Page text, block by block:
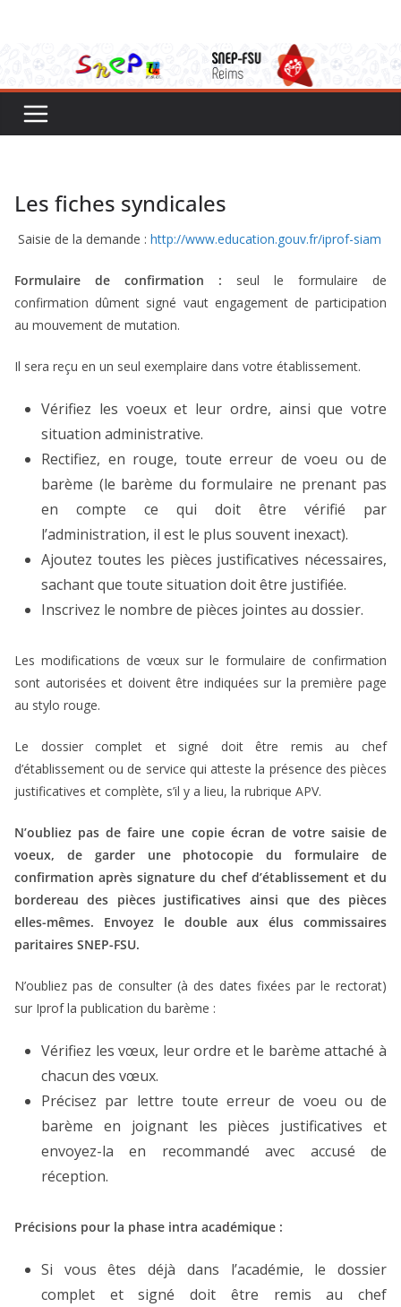
contenu
Les fiches syndicales
Saisie de la demande : http://www.education.gouv.fr/iprof-siam
Formulaire de confirmation : seul le formulaire de
confirmation dûment signé vaut engagement de participation
au mouvement de mutation.
Il sera reçu en un seul exemplaire dans votre établissement.
Vérifiez les voeux et leur ordre, ainsi que votre
situation administrative.
Rectifiez, en rouge, toute erreur de voeu ou de
barème (le barème du formulaire ne prenant pas
en compte ce qui doit être vérifié par
l’administration, il est le plus souvent inexact).
Ajoutez toutes les pièces justificatives nécessaires,
sachant que toute situation doit être justifiée.
Inscrivez le nombre de pièces jointes au dossier.
Les modifications de vœux sur le formulaire de confirmation
sont autorisées et doivent être indiquées sur la première page
au stylo rouge.
Le dossier complet et signé doit être remis au chef
d’établissement ou de service qui atteste la présence des pièces
justificatives et complète, s’il y a lieu, la rubrique APV.
N’oubliez pas de faire une copie écran de votre saisie de
voeux, de garder une photocopie du formulaire de
confirmation après signature du chef d’établissement et du
bordereau des pièces justificatives ainsi que des pièces
elles-mêmes. Envoyez le double aux élus commissaires
paritaires SNEP-FSU.
N’oubliez pas de consulter (à des dates fixées par le rectorat)
sur Iprof la publication du barème :
Vérifiez les vœux, leur ordre et le barème attaché à
chacun des vœux.
Précisez par lettre toute erreur de voeu ou de
barème en joignant les pièces justificatives et
envoyez-la en recommandé avec accusé de
réception.
Précisions pour la phase intra académique :
Si vous êtes déjà dans l’académie, le dossier
complet et signé doit être remis au chef